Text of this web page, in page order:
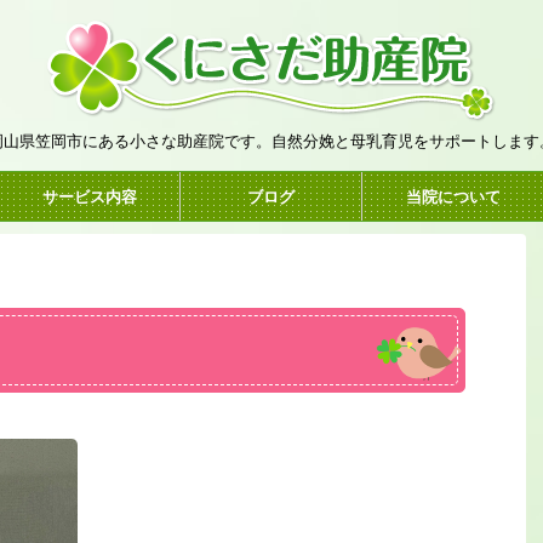
山県笠岡市にある小さな助産院です。自然分娩と母乳育児をサポートします
サービス内容 ブログ 当院について